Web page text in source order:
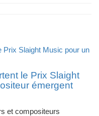
le Prix Slaight
émergent
et compositeurs